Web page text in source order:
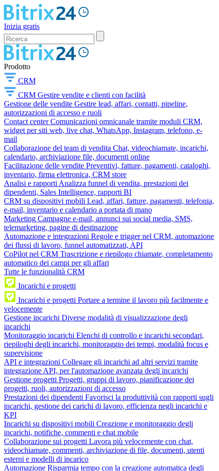
Inizia gratis
Prodotto
CRM
CRM Gestire vendite e clienti con facilità
Gestione delle vendite Gestire lead, affari, contatti, pipeline,
autorizzazioni di accesso e ruoli
Contact center Comunicazioni omnicanale tramite moduli CRM,
widget per siti web, live chat, WhatsApp, Instagram, telefono, e-
mail
Collaborazione del team di vendita Chat, videochiamate, incarichi,
calendario, archiviazione file, documenti online
Facilitazione delle vendite Preventivi, fatture, pagamenti, cataloghi,
inventario, firma elettronica, CRM store
Analisi e rapporti Analizza funnel di vendita, prestazioni dei
dipendenti, Sales Intelligence, rapporti BI
CRM su dispositivi mobili Lead, affari, fatture, pagamenti, telefonia,
e-mail, inventario e calendario a portata di mano
Marketing Campagne e-mail, annunci sui social media, SMS,
telemarketing, pagine di destinazione
Automazione e integrazioni Regole e trigger nel CRM, automazione
dei flussi di lavoro, funnel automatizzati, API
CoPilot nel CRM Trascrizione e riepilogo chiamate, completamento
automatico dei campi per gli affari
Tutte le funzionalità CRM
Incarichi e progetti
Incarichi e progetti Portare a termine il lavoro più facilmente e
velocemente
Gestione incarichi Diverse modalità di visualizzazione degli
incarichi
Monitoraggio incarichi Elenchi di controllo e incarichi secondari,
riepiloghi degli incarichi, monitoraggio dei tempi, modalità focus e
supervisione
API e integrazioni Collegare gli incarichi ad altri servizi tramite
integrazione API, per l'automazione avanzata degli incarichi
Gestione progetti Progetti, gruppi di lavoro, pianificazione dei
progetti, ruoli, autorizzazioni di accesso
Prestazioni dei dipendenti Favorisci la produttività con rapporti sugli
incarichi, gestione dei carichi di lavoro, efficienza negli incarichi e
KPI
Incarichi su dispositivi mobili Creazione e monitoraggio degli
incarichi, notifiche, commenti e chat mobile
Collaborazione sui progetti Lavora più velocemente con chat,
videochiamate, commenti, archiviazione di file, documenti, utenti
esterni e modelli di incarico
Automazione Risparmia tempo con la creazione automatica degli